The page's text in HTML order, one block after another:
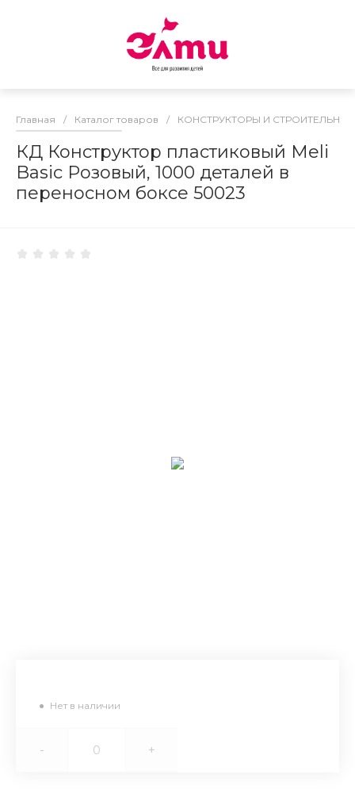
Главная / Каталог товаров / КОНСТРУКТОРЫ И
КД Конструктор пластиковый Meli
Basic Розовый, 1000 деталей в
переносном боксе 50023
Нет в наличии
- +